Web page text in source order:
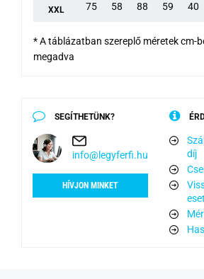
XXL 75 58 88 59 40
* A táblázatban szereplő méretek cm-
megadva
SEGÍTHETÜNK?
info@legyferfi.hu
HÍVJON MINKET
díj